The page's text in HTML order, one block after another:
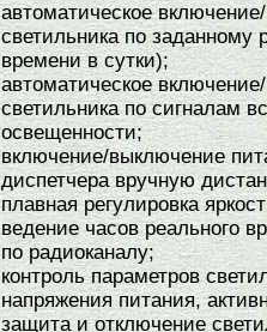
автоматическое
светильника по заданному
времени в сутки);
автоматическое
светильника по сигналам
освещенности;
включение/выключение
диспетчера вручную
плавная регулировка
ведение часов реального
по радиоканалу;
контроль параметров
напряжения питания,
защита и отключение